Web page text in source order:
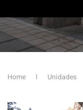
Home Unidades